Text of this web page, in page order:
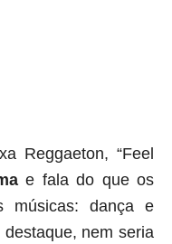
Reggaeton, “Feel
e fala do que os
músicas: dança e
nem seria